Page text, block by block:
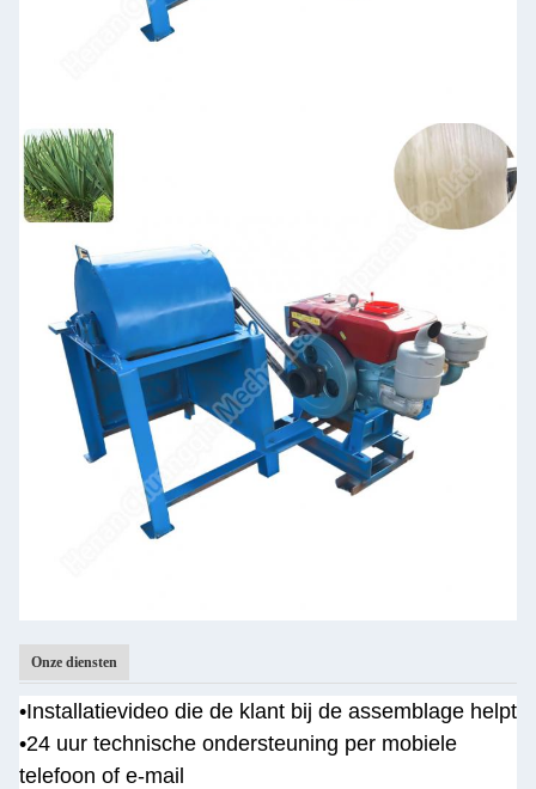
Onze diensten
•Installatievideo die de klant bij de assemblage helpt
•24 uur technische ondersteuning per mobiele
telefoon of e-mail